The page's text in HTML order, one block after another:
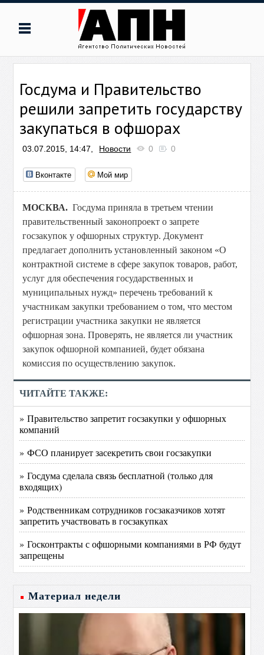
Госдума и Правительство
решили запретить государству
закупаться в офшорах
03.07.2015, 14:47, Новости 0 0
Вконтакте Мой мир
МОСКВА.Госдума приняла в третьем чтении
правительственный законопроект о запрете
госзакупок у офшорных структур. Документ
предлагает дополнить установленный законом «О
контрактной системе в сфере закупок товаров, работ,
услуг для обеспечения государственных и
муниципальных нужд» перечень требований к
участникам закупки требованием о том, что местом
регистрации участника закупки не является
офшорная зона. Проверять, не является ли участник
закупок офшорной компанией, будет обязана
комиссия по осуществлению закупок.
ЧИТАЙТЕ ТАКЖЕ:
» Правительство запретит госзакупки у офшорных
компаний
» ФСО планирует засекретить свои госзакупки
» Госдума сделала связь бесплатной (только для
входящих)
» Родственникам сотрудников госзаказчиков хотят
запретить участвовать в госзакупках
» Госконтракты с офшорными компаниями в РФ будут
запрещены
Материал недели